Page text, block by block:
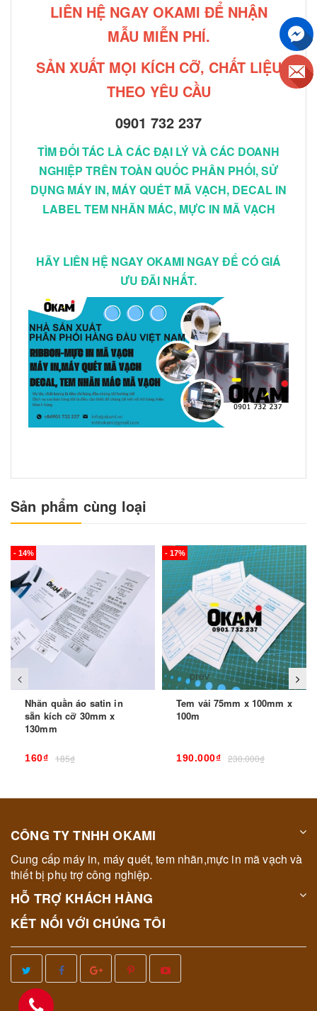
LIÊN HỆ NGAY OKAMI ĐỂ NHẬN
MẪU MIỄN PHÍ.
SẢN XUẤT MỌI KÍCH CỠ, CHẤT LIỆU
THEO YÊU CẦU
0901 732 237
TÌM ĐỐI TÁC LÀ CÁC ĐẠI LÝ VÀ CÁC DOANH
NGHIỆP TRÊN TOÀN QUỐC PHÂN PHỐI, SỬ
DỤNG MÁY IN, MÁY QUÉT MÃ VẠCH, DECAL IN
LABEL TEM NHÃN MÁC, MỰC IN MÃ VẠCH
HÃY LIÊN HỆ NGAY OKAMI NGAY ĐỂ CÓ GIÁ
ƯU ĐÃI NHẤT.
Sản phẩm cùng loại
- 14%
Nhãn quần áo satin in
sẵn kích cỡ 30mm x
130mm
160₫ 185₫
- 17%
Tem vải 75mm x 100mm x
100m
190.000₫ 230.000₫
prev
CÔNG TY TNHH OKAMI
Cung cấp máy in, máy quét, tem nhãn,mực in mã vạch và
thiết bị phụ trợ công nghiệp.
HỖ TRỢ KHÁCH HÀNG
KẾT NỐI VỚI CHÚNG TÔI